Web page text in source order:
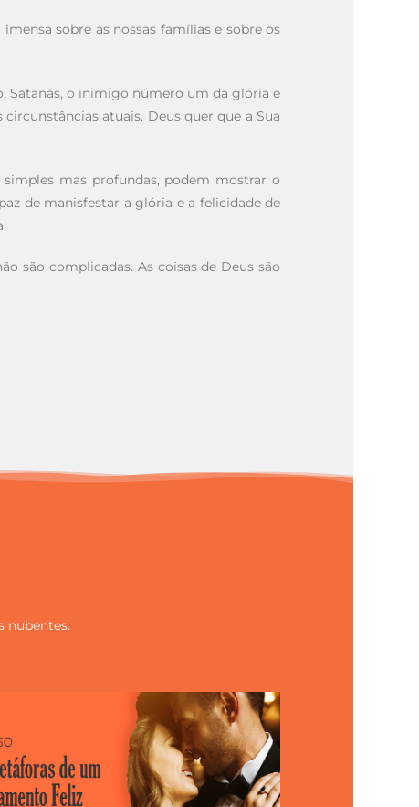
sobre as nossas famílias e sobre os
Satanás, o inimigo número um da glória e
atuais. Deus quer que a Sua
mas profundas, podem mostrar o
de manisfestar a glória e a felicidade de
são complicadas. As coisas de Deus são
nubentes.